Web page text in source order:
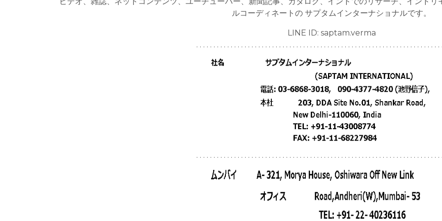
ルコーディネートの サプタムインターナショナルです。
LINE ID: saptam.verma
. . . . . . . . . . . . . . . . . . . . . . . . . . . . . . . . . . . . . . . . . . . . . . . . . . . . . . . . . . . . . . . . . . . . . . .
. . . . . . . . . . . . . . . . . . . . . . . . . . . . . . . . . . . . . . . . . . . . . . . . . . . . . . . . . . . . . . . . . . . . . . .